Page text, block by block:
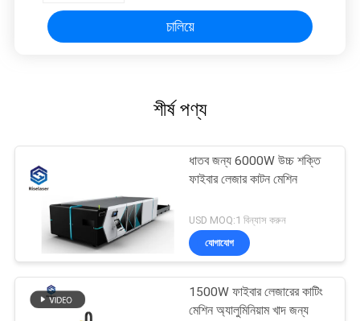
চালিয়ে
শীর্ষ পণ্য
ধাতব জন্য 6000W উচ্চ শক্তি
ফাইবার লেজার কাটন মেশিন
USD MOQ:1 বিন্যাস করুন
যোগাযোগ
1500W ফাইবার লেজারের কাটিং
মেশিন অ্যালুমিনিয়াম খাদ জন্য